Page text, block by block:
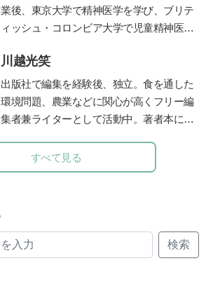
八王子に学習塾COMPASSを開校。2014年
より人工知能型教材「Qubena」の開発を
いる。人工知能型教材の開発の他、「未来
教育」も提供している。
業後、東京大学で精神医学を学び、ブリテ
ィッシュ・コロンビア大学で児童精神医学
園や東京女子医科大学などで多数の臨床に
携わる傍ら、全国の保育園、幼稚園、学
校、児童相談所などで勉強会、講演会を40
年以上続けた。『子どもへのまなざし』
——相田みつをいのちのことば』『ひとり
親でも子どもは健全に育ちます』（小学
と支持を得ている。
川越光笑
出版社で編集を経験後、独立。食を通した
環境問題、農業などに関心が高くフリー編
集者兼ライターとして活動中。著者本に日
り」（グラフィック社）がある。NHKやラ
ジオ番組J-Waveロハスモーニングなど多
られている”ということを改めて実感。食
の大切さに目覚め、管理栄養士を目指すべ
すべて見る
検索